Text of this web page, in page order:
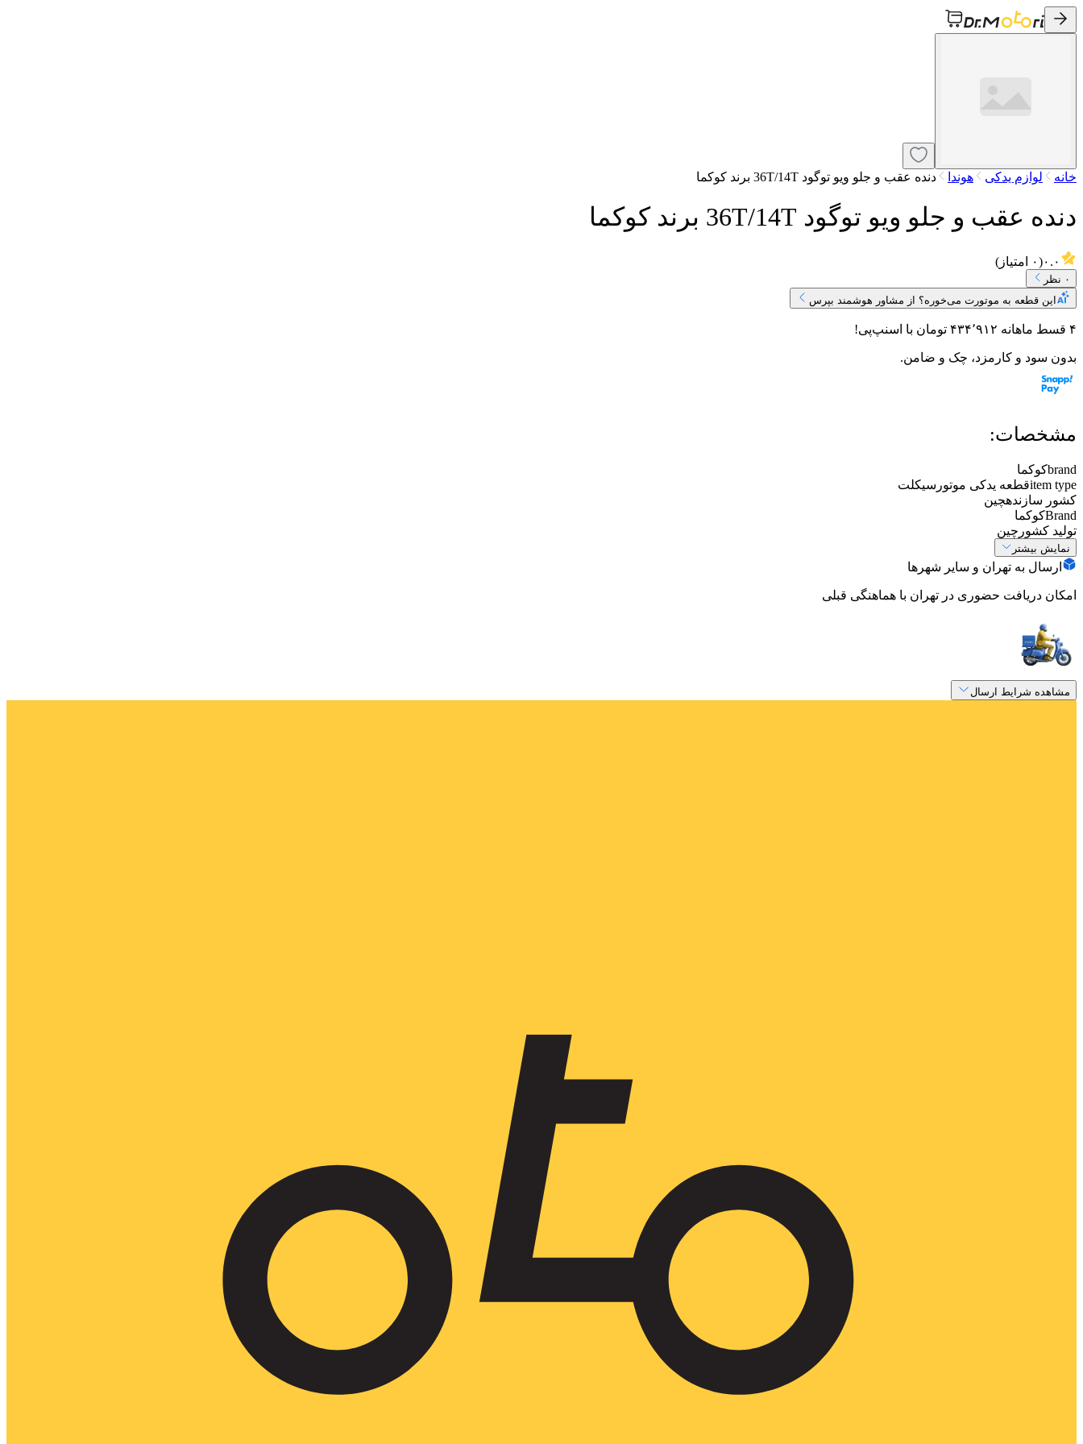
خانه لوازم یدکی هوندا دنده عقب و جلو ویو توگود 36T/14T برند کوکما
دنده عقب و جلو ویو توگود 36T/14T برند کوکما
۰.۰(۰ امتیاز)
۰ نظر
این قطعه به موتورت می‌خوره؟ از مشاور هوشمند بپرس
۴ قسط ماهانه ۴۳۴٬۹۱۲ تومان با اسنپ‌پی!
بدون سود و کارمزد، چک و ضامن.
مشخصات:
brandکوکما
item typeقطعه یدکی موتورسیکلت
کشور سازندهچین
Brandکوکما
تولید کشور چین
نمایش بیشتر
ارسال به تهران و سایر شهرها
امکان دریافت حضوری در تهران با هماهنگی قبلی
مشاهده شرایط ارسال